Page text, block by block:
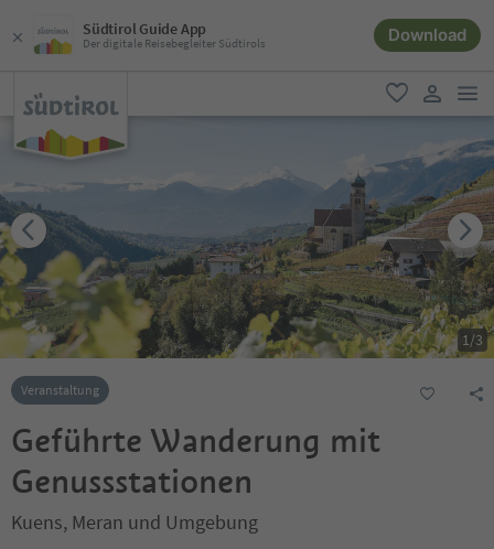
Südtirol Guide App
Der digitale Reisebegleiter Südtirols Download
favorit
user link
1/3
Veranstaltung
Geführte Wanderung mit
Genussstationen
Kuens, Meran und Umgebung